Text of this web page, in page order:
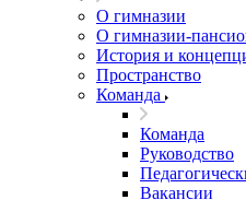
О гимназии
О гимназии-
История и
Пространство
Команда
Команда
Руководство
Вакансии